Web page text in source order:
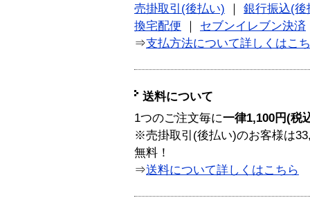
売掛取引(後払い)
銀行振込(後
換宅配便
セブンイレブン決済
⇒支払方法について詳しくはこ
送料について
1つのご注文毎に一律1,100円(税
※売掛取引(後払い)のお客様は
無料！
⇒送料について詳しくはこちら